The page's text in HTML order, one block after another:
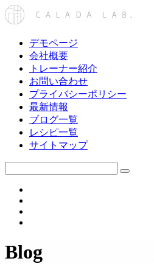
デモページ
会社概要
トレーナー紹介
お問い合わせ
プライバシーポリシー
最新情報
ブログ一覧
レシピ一覧
サイトマップ
Blog